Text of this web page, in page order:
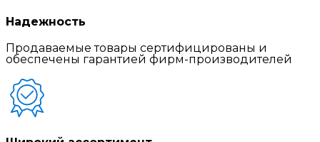
Надежность
Продаваемые товары сертифицированы и
обеспечены гарантией фирм-производителей